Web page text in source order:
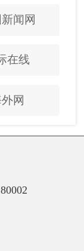
闻网
在线
网